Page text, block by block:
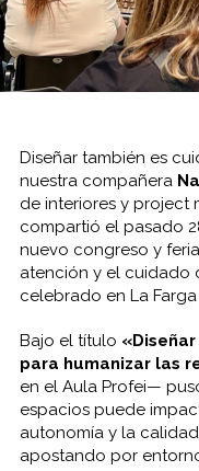
Diseñar también es
nuestra compañera
de interiores y project
compartió el pasado
nuevo congreso y
atención y el cuidado
celebrado en La Farga
Bajo el título
para humanizar las
en el Aula Profei—
espacios puede
autonomía y la
apostando por